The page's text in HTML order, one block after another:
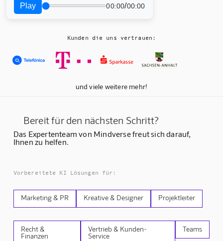
Play 00:00/00:00
Kunden die uns vertrauen:
und viele weitere mehr!
Bereit für den nächsten Schritt?
Das Expertenteam von Mindverse freut sich darauf,
Ihnen zu helfen.
Vorbereitete KI Lösungen für:
Marketing & PR Kreative & Designer Projektleiter
Recht &
Finanzen
Vertrieb & Kunden-
Service
Teams